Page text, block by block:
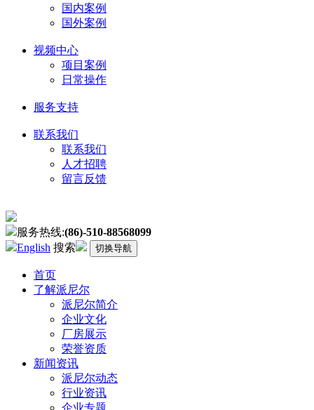
国内案例
国外案例
视频中心
项目案例
日常操作
服务支持
联系我们
联系我们
人才招聘
留言反馈
服务热线:(86)-510-88568099
English 搜索 切换导航
首页
了解派尼尔
派尼尔简介
企业文化
厂房展示
荣誉资质
新闻资讯
派尼尔动态
行业资讯
企业专题